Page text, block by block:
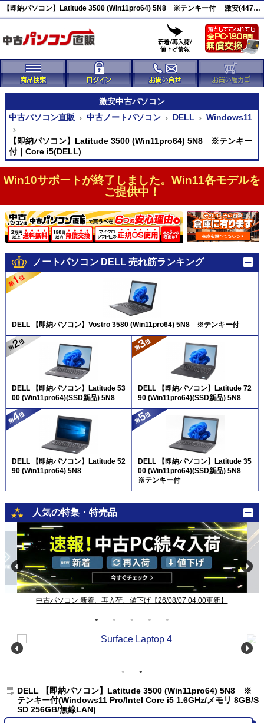
【即納パソコン】Latitude 3500 (Win11pro64) 5N8 ※テンキー付 激安(44750)
激安中古パソコン
中古パソコン直販
中古ノートパソコン DELL Windows11
【即納パソコン】Latitude 3500 (Win11pro64) 5N8 ※テンキー
付｜Core i5(DELL)
Win10サポートが終了しました。Win11各モデルを
ご提供中！
ノートパソコン DELL 売れ筋ランキング
DELL 【即納パソコン】Vostro 3580 (Win11pro64) 5N8 ※テンキー付
DELL 【即納パソコン】Latitude 53
00 (Win11pro64)(SSD新品) 5N8
DELL 【即納パソコン】Latitude 72
90 (Win11pro64)(SSD新品) 5N8
DELL 【即納パソコン】Latitude 52
90 (Win11pro64) 5N8
DELL 【即納パソコン】Latitude 35
00 (Win11pro64)(SSD新品) 5N8
※テンキー付
人気の特集・特売品
07 04:00更新】 Windows11ノート一覧【26/08/07 04:00更新
DELL 【即納パソコン】Latitude 3500 (Win11pro64) 5N8 ※
テンキー付(Windows11 Pro/Intel Core i5 1.6GHz/メモリ 8GB/S
SD 256GB/無線LAN)